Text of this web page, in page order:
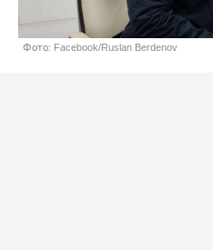
Фото: Facebook/Ruslan Berdenov